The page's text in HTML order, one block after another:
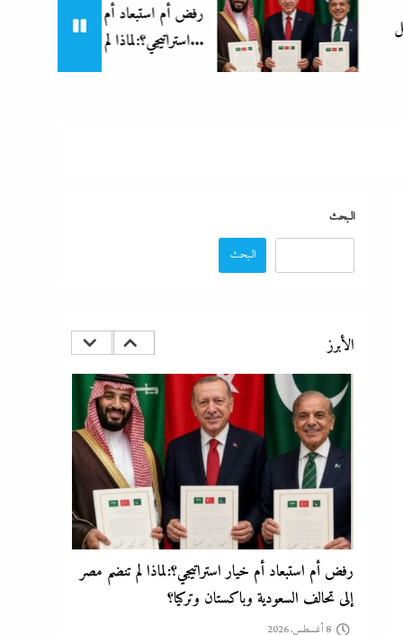
رفض أم استبعاد أم خيار
استراتيجي؟:لماذا لم تنضم مصر إلى...
البحث
البحث
الأبرز
“دكتوراه فخرية يابانية لوزير التعليم”..تكريم مستحق أم
شهادة تجميل لفشل عبداللطيف؟
إلى تحالف السعودية وباكستان وتركيا؟
8 أغسطس، 2026
ألبوم صور: شيرين تشعل بورتو جولف العلمين بـ”يالهوى
وحشتونى” وتقنية 3D Mapping لأول مرة